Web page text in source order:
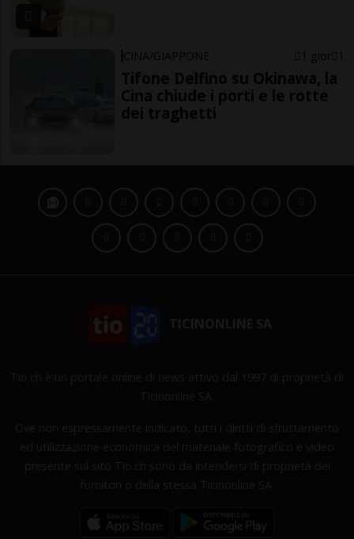
CINA/GIAPPONE 1 gior 1
Tifone Delfino su Okinawa, la
Cina chiude i porti e le rotte
dei traghetti